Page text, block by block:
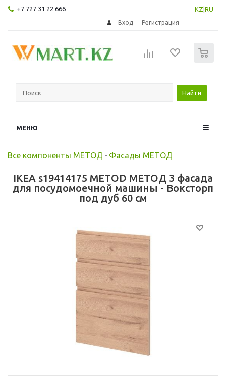
+7 727 31 22 666 KZ RU
Вход Регистрация
Найти
МЕНЮ
Все компоненты МЕТОД - Фасады МЕТОД
IKEA s19414175 METOD МЕТОД 3 фасада
для посудомоечной машины - Воксторп
под дуб 60 см